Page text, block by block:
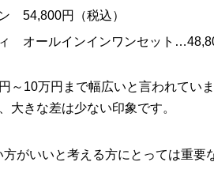
54,800円（税込）
オールインインワンセット
～10万円まで幅広いと言われてい
大きな差は少ない印象です。
がいいと考える方にとっては重要